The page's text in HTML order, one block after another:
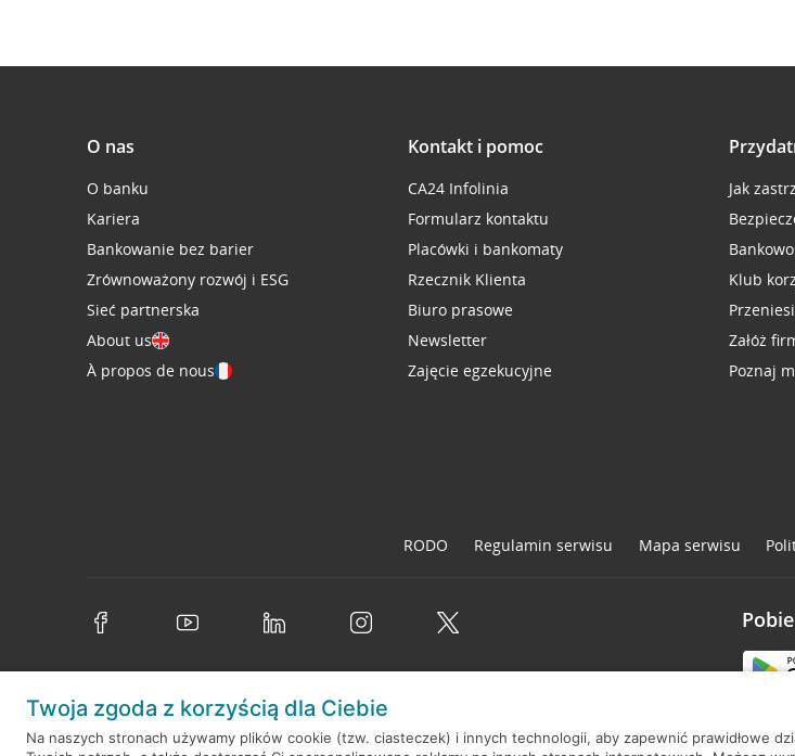
O nas
O banku
Kariera
Bankowanie bez barier
Zrównoważony rozwój i ESG
Sieć partnerska
About us
À propos de nous
Kontakt i pomoc
CA24 Infolinia
Formularz kontaktu
Placówki i bankomaty
Rzecznik Klienta
Biuro prasowe
Newsletter
Zajęcie egzekucyjne
Jak
Klub
Załóż
Poznaj
RODO Regulamin serwisu Mapa serwisu
© 2026 Credit Agricole Bank Polska S.A. Wszelkie prawa zastrzeżone
Twoja zgoda z korzyścią dla Ciebie
Na naszych stronach używamy plików cookie (tzw. ciasteczek) i innych technologii, aby zapewnić prawidłowe